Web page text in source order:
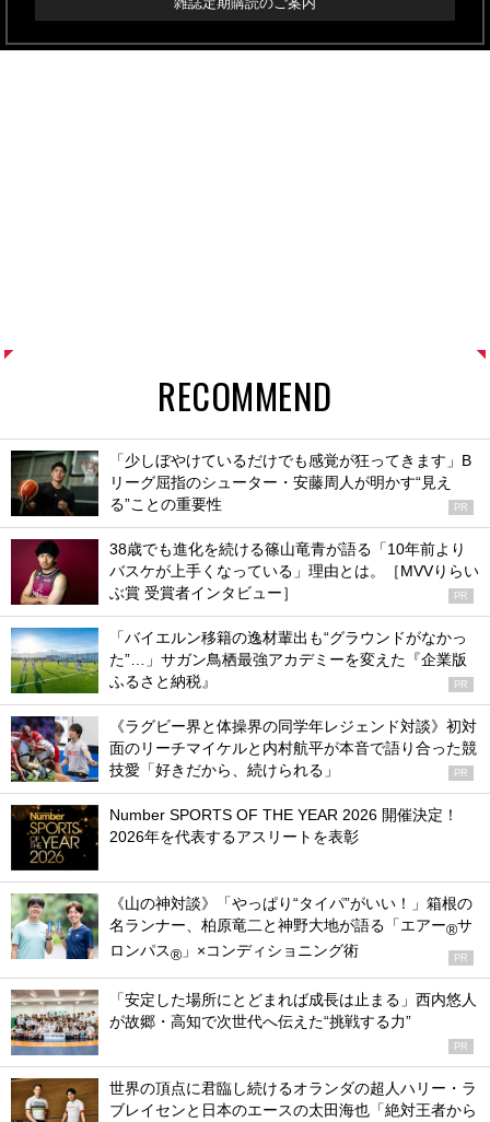
RECOMMEND
「少しぼやけているだけでも感覚が狂ってきます」B
リーグ屈指のシューター・安藤周人が明かす“見え
る”ことの重要性
PR
38歳でも進化を続ける篠山竜青が語る「10年前より
バスケが上手くなっている」理由とは。［MVVりらい
ぶ賞 受賞者インタビュー］
PR
「バイエルン移籍の逸材輩出も“グラウンドがなかっ
た”…」サガン鳥栖最強アカデミーを変えた『企業版
ふるさと納税』
PR
《ラグビー界と体操界の同学年レジェンド対談》初対
面のリーチマイケルと内村航平が本音で語り合った競
技愛「好きだから、続けられる」
PR
Number SPORTS OF THE YEAR 2026 開催決定！
2026年を代表するアスリートを表彰
《山の神対談》「やっぱり“タイパ”がいい！」箱根の
名ランナー、柏原竜二と神野大地が語る「エアー®サ
ロンパス® 」×コンディショニング術 PR
「安定した場所にとどまれば成長は止まる」西内悠人
が故郷・高知で次世代へ伝えた“挑戦する力”
PR
世界の頂点に君臨し続けるオランダの超人ハリー・ラ
ブレイセンと日本のエースの太田海也「絶対王者から